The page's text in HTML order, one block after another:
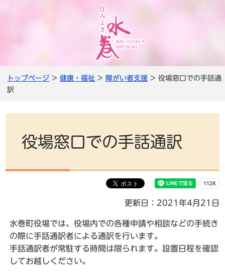
トップページ >健康・福祉 >障がい者支援 > 役場窓口での手話通
訳
役場窓口での手話通訳
更新日：2021年4月21日
水巻町役場では、役場内での各種申請や相談などの手続き
の際に手話通訳者による通訳を行います。
手話通訳者が常駐する時間は限られます。設置日程を確認
してお越しください。